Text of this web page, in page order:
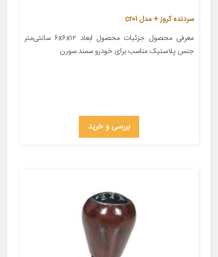
سردنده کروز + مدل cr01
معرفی محصول جزئیات محصول ابعاد ۶x۶x۱۲ سانتی‌متر
جنس پلاستیک مناسب برای خودرو سمند سورن
بررسی و خرید